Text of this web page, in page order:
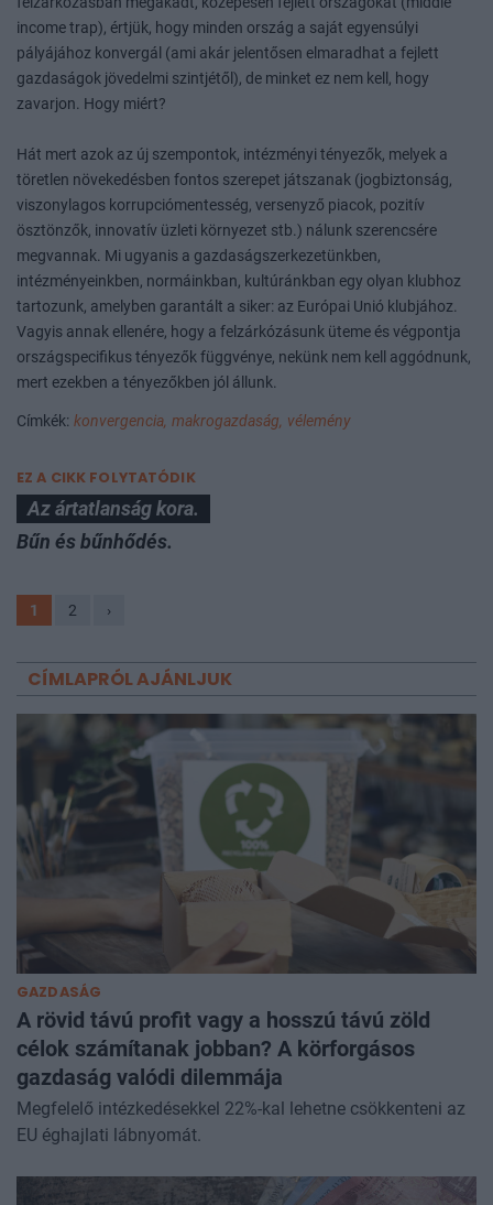
income trap), értjük, hogy minden ország a saját egyensúlyi
pályájához konvergál (ami akár jelentősen elmaradhat a fejlett
gazdaságok jövedelmi szintjétől), de minket ez nem kell, hogy
zavarjon. Hogy miért?
Hát mert azok az új szempontok, intézményi tényezők, melyek a
töretlen növekedésben fontos szerepet játszanak (jogbiztonság,
viszonylagos korrupciómentesség, versenyző piacok, pozitív
ösztönzők, innovatív üzleti környezet stb.) nálunk szerencsére
megvannak. Mi ugyanis a gazdaságszerkezetünkben,
intézményeinkben, normáinkban, kultúránkban egy olyan klubhoz
tartozunk, amelyben garantált a siker: az Európai Unió klubjához.
Vagyis annak ellenére, hogy a felzárkózásunk üteme és végpontja
országspecifikus tényezők függvénye, nekünk nem kell aggódnunk,
mert ezekben a tényezőkben jól állunk.
Címkék: konvergencia, makrogazdaság, vélemény
EZ A CIKK FOLYTATÓDIK
Az ártatlanság kora.
Bűn és bűnhődés.
1 2 ›
CÍMLAPRÓL AJÁNLJUK
GAZDASÁG
A rövid távú profit vagy a hosszú távú zöld
célok számítanak jobban? A körforgásos
gazdaság valódi dilemmája
Megfelelő intézkedésekkel 22%-kal lehetne csökkenteni az
EU éghajlati lábnyomát.